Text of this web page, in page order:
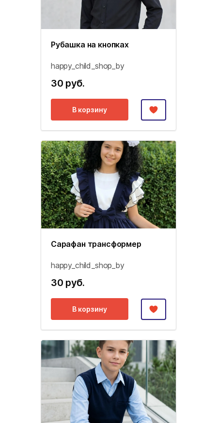
Рубашка на кнопках
happy_child_shop_by
30 руб.
В корзину
Сарафан трансформер
happy_child_shop_by
30 руб.
В корзину